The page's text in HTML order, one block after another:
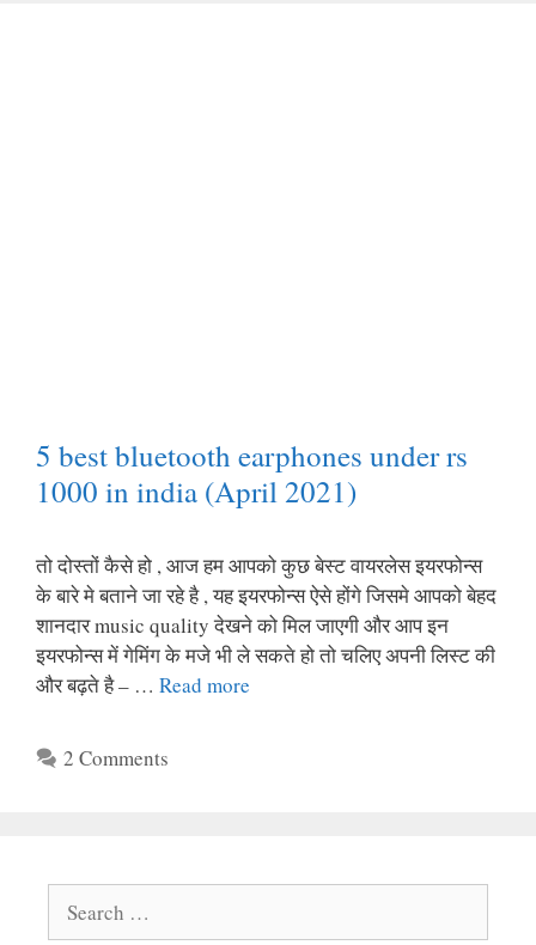
5 best bluetooth earphones under rs
1000 in india (April 2021)
तो दोस्तों कैसे हो , आज हम आपको कुछ बेस्ट वायरलेस इयरफोन्स
के बारे मे बताने जा रहे है , यह इयरफोन्स ऐसे होंगे जिसमे आपको बेहद
शानदार music quality देखने को मिल जाएगी और आप इन
इयरफोन्स में गेमिंग के मजे भी ले सकते हो तो चलिए अपनी लिस्ट की
और बढ़ते है – … Read more
2 Comments
for: